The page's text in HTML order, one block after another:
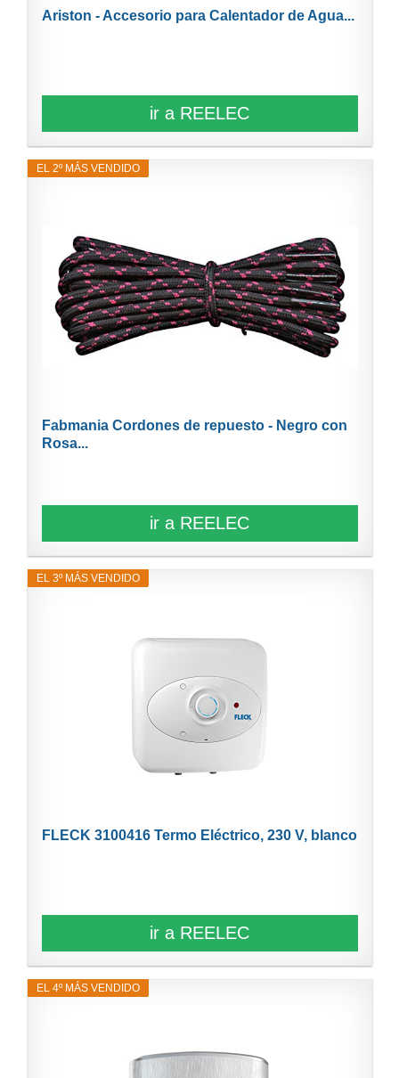
Ariston - Accesorio para Calentador de Agua...
ir a REELEC
EL 2º MÁS VENDIDO
Fabmania Cordones de repuesto - Negro con
Rosa...
ir a REELEC
EL 3º MÁS VENDIDO
FLECK 3100416 Termo Eléctrico, 230 V, blanco
ir a REELEC
EL 4º MÁS VENDIDO